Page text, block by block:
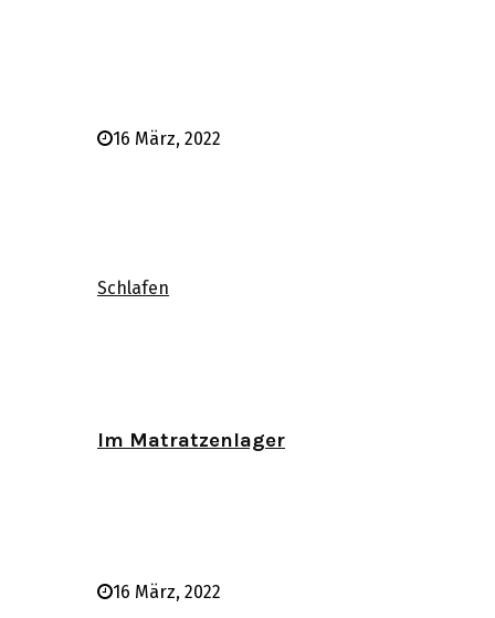
16 März, 2022
Schlafen
Im Matratzenlager
16 März, 2022